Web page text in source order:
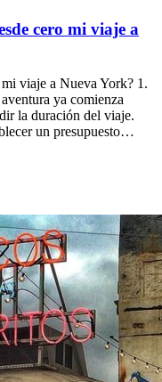
cero mi viaje a
viaje a Nueva York? 1.
ya comienza
la duración del viaje.
un presupuesto…